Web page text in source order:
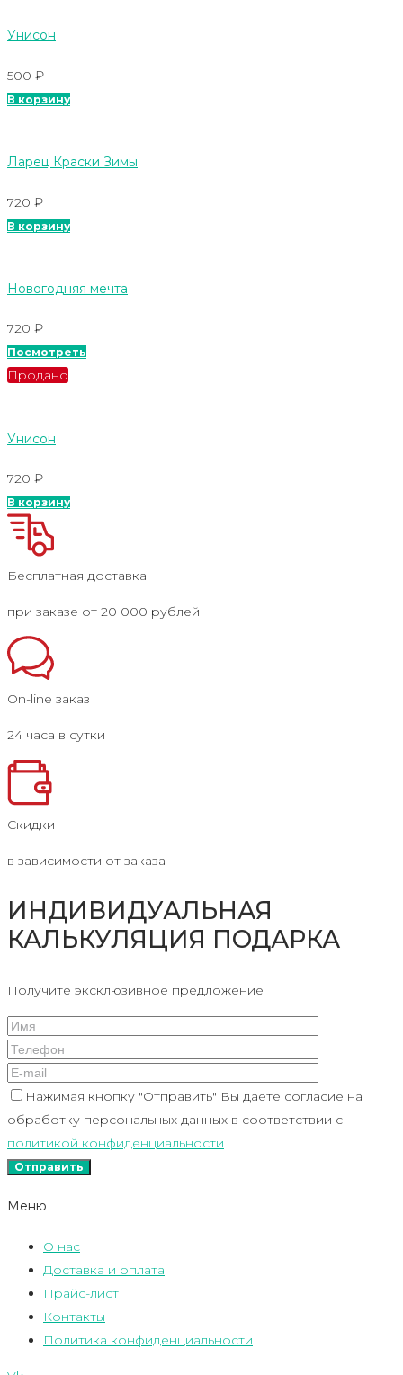
Унисон
500 ₽
В корзину
Ларец Краски Зимы
720 ₽
В корзину
Новогодняя мечта
720 ₽
Посмотреть
Продано
Унисон
720 ₽
В корзину
Бесплатная доставка
при заказе от 20 000 рублей
On-line заказ
24 часа в сутки
Скидки
в зависимости от заказа
ИНДИВИДУАЛЬНАЯ
КАЛЬКУЛЯЦИЯ ПОДАРКА
Получите эксклюзивное предложение
Нажимая кнопку "Отправить" Вы даете согласие на
обработку персональных данных в соответствии с
политикой конфиденциальности
Меню
О нас
Доставка и оплата
Прайс-лист
Контакты
Политика конфиденциальности